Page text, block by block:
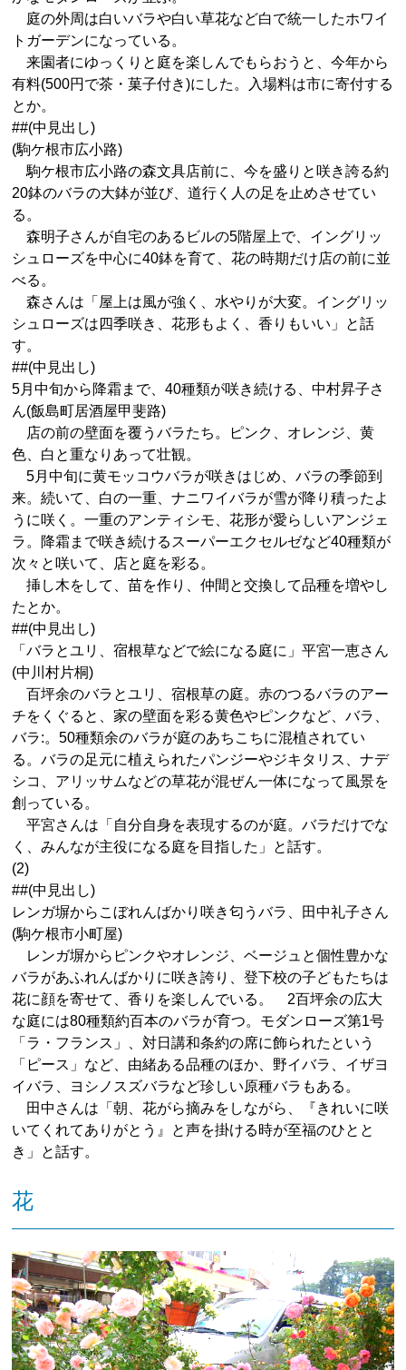
庭の外周は白いバラや白い草花など白で統一したホワイ
トガーデンになっている。
来園者にゆっくりと庭を楽しんでもらおうと、今年から
有料(500円で茶・菓子付き)にした。入場料は市に寄付する
とか。
##(中見出し)
(駒ケ根市広小路)
駒ケ根市広小路の森文具店前に、今を盛りと咲き誇る約
20鉢のバラの大鉢が並び、道行く人の足を止めさせてい
る。
森明子さんが自宅のあるビルの5階屋上で、イングリッ
シュローズを中心に40鉢を育て、花の時期だけ店の前に並
べる。
森さんは「屋上は風が強く、水やりが大変。イングリッ
シュローズは四季咲き、花形もよく、香りもいい」と話
す。
##(中見出し)
5月中旬から降霜まで、40種類が咲き続ける、中村昇子さ
ん(飯島町居酒屋甲斐路)
店の前の壁面を覆うバラたち。ピンク、オレンジ、黄
色、白と重なりあって壮観。
5月中旬に黄モッコウバラが咲きはじめ、バラの季節到
来。続いて、白の一重、ナニワイバラが雪が降り積ったよ
うに咲く。一重のアンティシモ、花形が愛らしいアンジェ
ラ。降霜まで咲き続けるスーパーエクセルゼなど40種類が
次々と咲いて、店と庭を彩る。
挿し木をして、苗を作り、仲間と交換して品種を増やし
たとか。
##(中見出し)
「バラとユリ、宿根草などで絵になる庭に」平宮一恵さん
(中川村片桐)
百坪余のバラとユリ、宿根草の庭。赤のつるバラのアー
チをくぐると、家の壁面を彩る黄色やピンクなど、バラ、
バラ:。50種類余のバラが庭のあちこちに混植されてい
る。バラの足元に植えられたパンジーやジキタリス、ナデ
シコ、アリッサムなどの草花が混ぜん一体になって風景を
創っている。
平宮さんは「自分自身を表現するのが庭。バラだけでな
く、みんなが主役になる庭を目指した」と話す。
(2)
##(中見出し)
レンガ塀からこぼれんばかり咲き匂うバラ、田中礼子さん
(駒ケ根市小町屋)
レンガ塀からピンクやオレンジ、ベージュと個性豊かな
バラがあふれんばかりに咲き誇り、登下校の子どもたちは
花に顔を寄せて、香りを楽しんでいる。 2百坪余の広大
な庭には80種類約百本のバラが育つ。モダンローズ第1号
「ラ・フランス」、対日講和条約の席に飾られたという
「ピース」など、由緒ある品種のほか、野イバラ、イザヨ
イバラ、ヨシノスズバラなど珍しい原種バラもある。
田中さんは「朝、花がら摘みをしながら、『きれいに咲
いてくれてありがとう』と声を掛ける時が至福のひとと
き」と話す。
花